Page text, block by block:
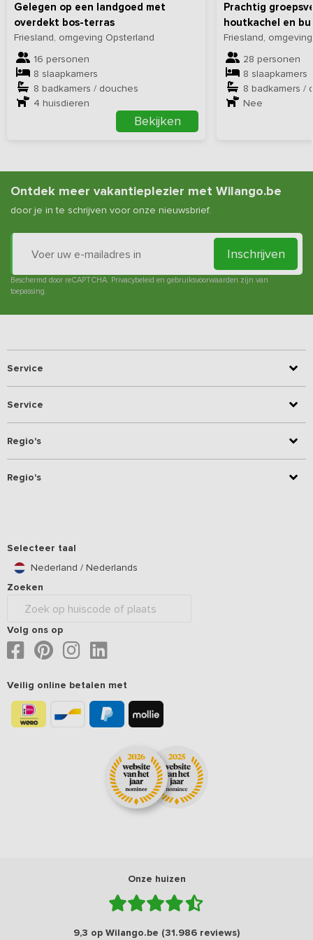
Gelegen op een landgoed met
overdekt bos-terras
Friesland, omgeving Opsterland
16 personen
8 slaapkamers
8 badkamers / douches
4 huisdieren
Bekijken
Prachtig
houtkachel en
Friesland,
28 personen
8 slaapkamers
8 badkamers /
Nee
Ontdek meer vakantieplezier met Wilango.be
door je in te schrijven voor onze nieuwsbrief.
Inschrijven
Beschermd door reCAPTCHA. Privacybeleid en gebruiksvoorwaarden zijn van
toepassing.
Service
Service
Regio's
Regio's
Selecteer taal
Nederland / Nederlands
Zoeken
Volg ons op
Veilig online betalen met
Onze huizen
9,3 op Wilango.be (31.986 reviews)